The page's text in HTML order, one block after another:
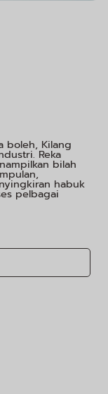
boleh, Kilang
Reka
bilah
habuk
pelbagai